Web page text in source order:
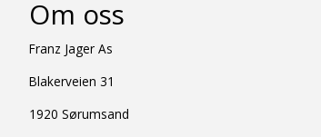
Om oss
Franz Jager As
Blakerveien 31
1920 Sørumsand